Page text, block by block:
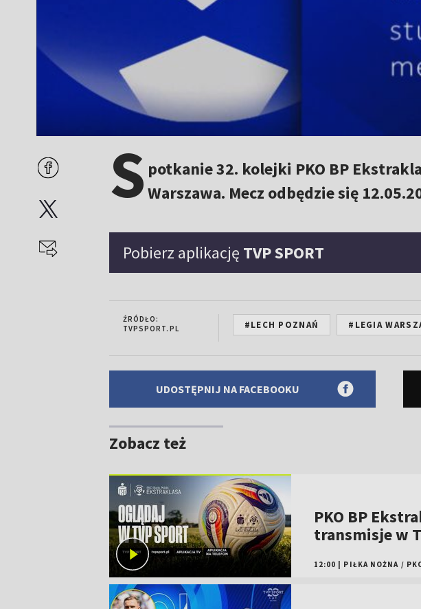
S potkanie 32. kolejki PKO BP
Warszawa. Mecz odbędzie się
Pobierz aplikację TVP SPORT
ŹRÓDŁO:
TVPSPORT.PL
#LECH POZNAŃ #LEGIA
UDOSTĘPNIJ NA FACEBOOKU
Zobacz też
PKO BP
transmisje w
12:00 PIŁKA NOŻNA /